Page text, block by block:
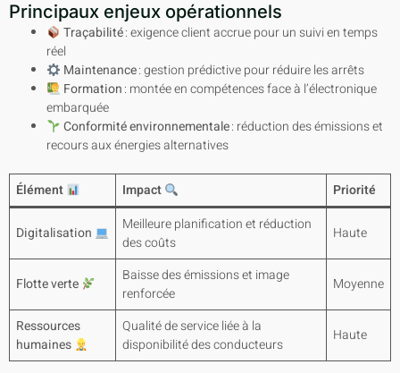
Principaux enjeux opérationnels
Traçabilité: exigence client accrue pour un suivi en temps
réel
Maintenance: gestion prédictive pour réduire les arrêts
Formation: montée en compétences face à l’électronique
embarquée
Conformité environnementale: réduction des émissions et
recours aux énergies alternatives
Élément Impact Priorité
Digitalisation
Meilleure planification et réduction
des coûts
Haute
Flotte verte
Baisse des émissions et image
renforcée
Moyenne
Ressources
humaines
Qualité de service liée à la
disponibilité des conducteurs
Haute